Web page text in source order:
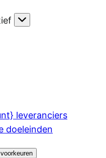
leveranciers
doeleinden